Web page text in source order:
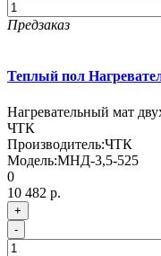
Предзаказ
Теплый пол
Нагревательный мат
ЧТК
Производитель:ЧТК
Модель:МНД-3,5-525
0
10 482 р.
+
-